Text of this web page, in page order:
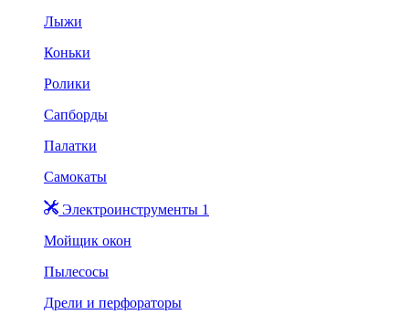
Лыжи
Коньки
Ролики
Сапборды
Палатки
Самокаты
Электроинструменты 1
Мойщик окон
Пылесосы
Дрели и перфораторы